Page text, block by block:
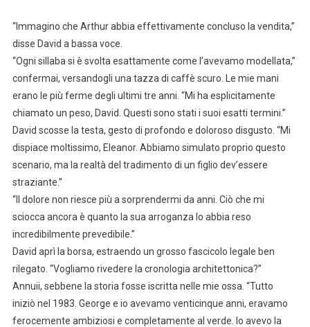
“Immagino che Arthur abbia effettivamente concluso la vendita,”
disse David a bassa voce.
“Ogni sillaba si è svolta esattamente come l’avevamo modellata,”
confermai, versandogli una tazza di caffè scuro. Le mie mani
erano le più ferme degli ultimi tre anni. “Mi ha esplicitamente
chiamato un peso, David. Questi sono stati i suoi esatti termini.”
David scosse la testa, gesto di profondo e doloroso disgusto. “Mi
dispiace moltissimo, Eleanor. Abbiamo simulato proprio questo
scenario, ma la realtà del tradimento di un figlio dev’essere
straziante.”
“Il dolore non riesce più a sorprendermi da anni. Ciò che mi
sciocca ancora è quanto la sua arroganza lo abbia reso
incredibilmente prevedibile.”
David aprì la borsa, estraendo un grosso fascicolo legale ben
rilegato. “Vogliamo rivedere la cronologia architettonica?”
Annuii, sebbene la storia fosse iscritta nelle mie ossa. “Tutto
iniziò nel 1983. George e io avevamo venticinque anni, eravamo
ferocemente ambiziosi e completamente al verde. Io avevo la